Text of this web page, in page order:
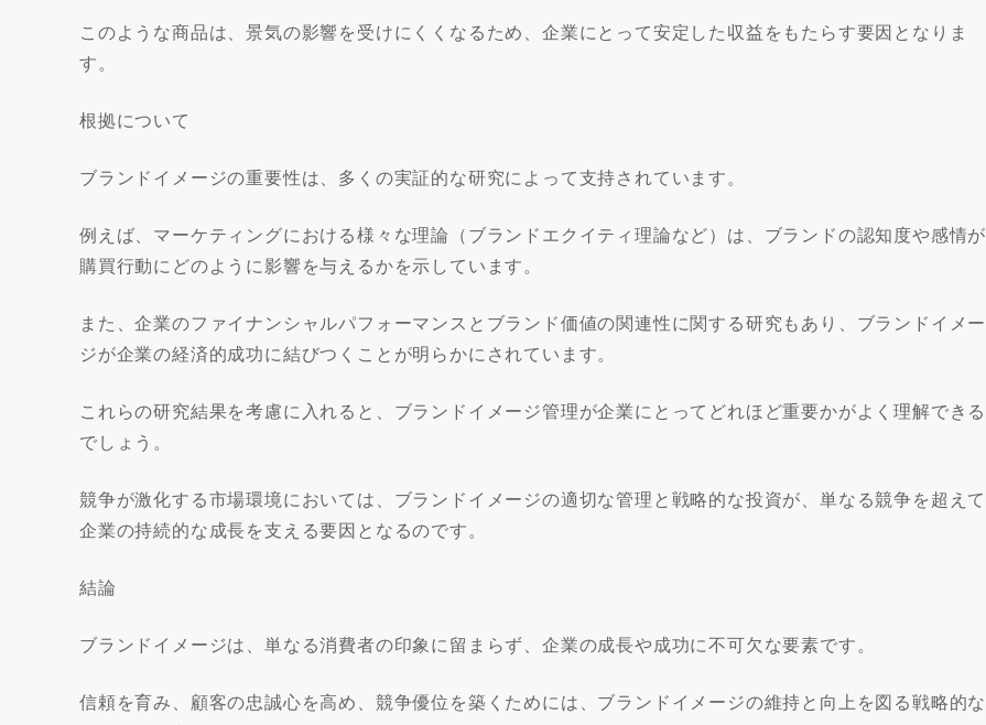
このような商品は、景気の影響を受けにくくなるため、企業にとって安定した収益をもたらす要因となりま
す。
根拠について
ブランドイメージの重要性は、多くの実証的な研究によって支持されています。
例えば、マーケティングにおける様々な理論（ブランドエクイティ理論など）は、ブランドの認知度や感情が
購買行動にどのように影響を与えるかを示しています。
また、企業のファイナンシャルパフォーマンスとブランド価値の関連性に関する研究もあり、ブランドイメー
ジが企業の経済的成功に結びつくことが明らかにされています。
これらの研究結果を考慮に入れると、ブランドイメージ管理が企業にとってどれほど重要かがよく理解できる
でしょう。
競争が激化する市場環境においては、ブランドイメージの適切な管理と戦略的な投資が、単なる競争を超えて
企業の持続的な成長を支える要因となるのです。
結論
ブランドイメージは、単なる消費者の印象に留まらず、企業の成長や成功に不可欠な要素です。
信頼を育み、顧客の忠誠心を高め、競争優位を築くためには、ブランドイメージの維持と向上を図る戦略的な